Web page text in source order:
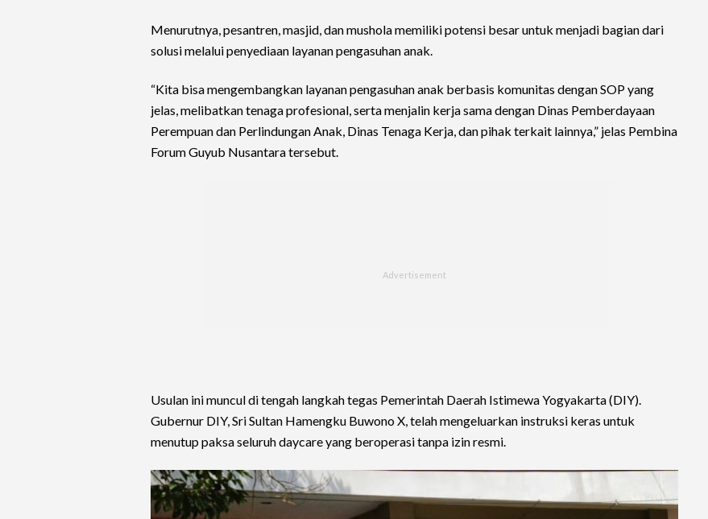
Menurutnya, pesantren, masjid, dan mushola memiliki potensi besar untuk menjadi bagian dari
solusi melalui penyediaan layanan pengasuhan anak.
“Kita bisa mengembangkan layanan pengasuhan anak berbasis komunitas dengan SOP yang
jelas, melibatkan tenaga profesional, serta menjalin kerja sama dengan Dinas Pemberdayaan
Perempuan dan Perlindungan Anak, Dinas Tenaga Kerja, dan pihak terkait lainnya,” jelas Pembina
Forum Guyub Nusantara tersebut.
Usulan ini muncul di tengah langkah tegas Pemerintah Daerah Istimewa Yogyakarta (DIY).
Gubernur DIY, Sri Sultan Hamengku Buwono X, telah mengeluarkan instruksi keras untuk
menutup paksa seluruh daycare yang beroperasi tanpa izin resmi.